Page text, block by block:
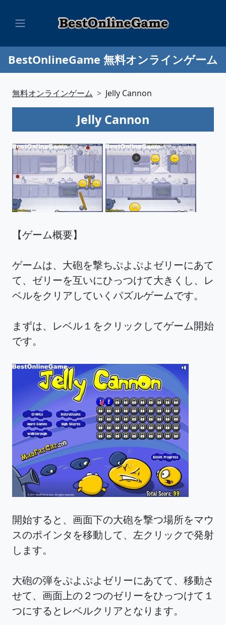
BestOnlineGame 無料オンラインゲーム
無料オンラインゲーム Jelly Cannon
Jelly Cannon
【ゲーム概要】
ゲームは、大砲を撃ちぷよぷよゼリーにあて
て、ゼリーを互いにひっつけて大きくし、レ
ベルをクリアしていくパズルゲームです。
まずは、レベル１をクリックしてゲーム開始
です。
開始すると、画面下の大砲を撃つ場所をマウ
スのポインタを移動して、左クリックで発射
します。
大砲の弾をぷよぷよゼリーにあてて、移動さ
せて、画面上の２つのゼリーをひっつけて１
つにするとレベルクリアとなります。